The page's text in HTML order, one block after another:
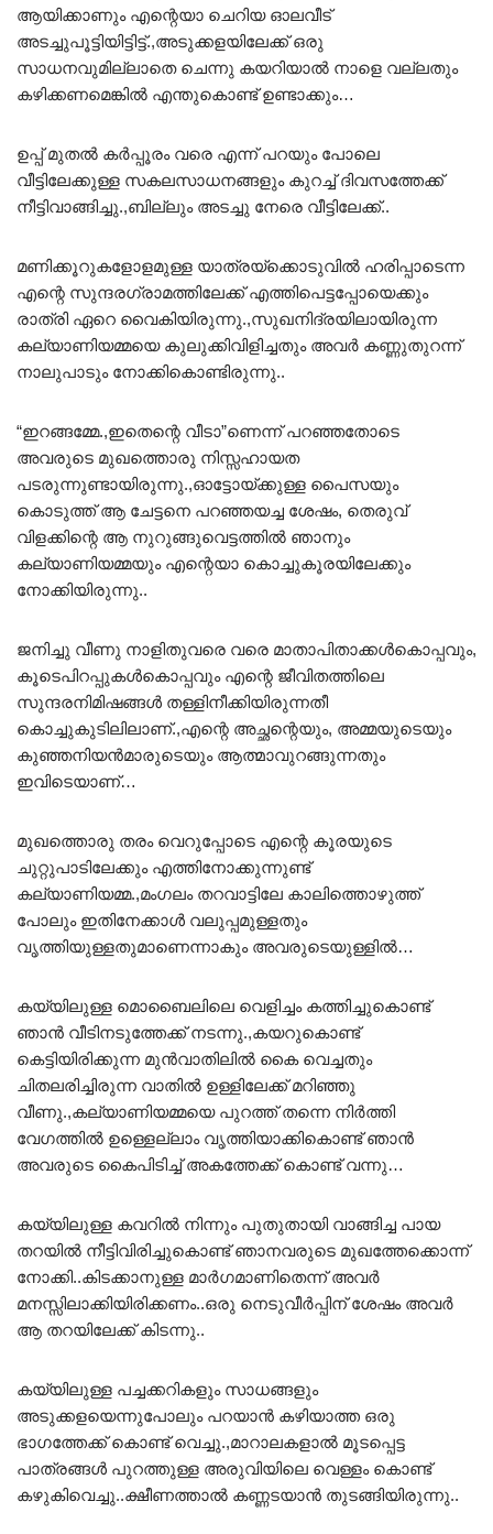
ആയിക്കാണും എന്റെയാ ചെറിയ ഓലവീട്
അടച്ചുപൂട്ടിയിട്ടിട്ട്.,അടുക്കളയിലേക്ക് ഒരു
സാധനവുമില്ലാതെ ചെന്നു കയറിയാൽ നാളെ വല്ലതും
കഴിക്കണമെങ്കിൽ എന്തുകൊണ്ട് ഉണ്ടാക്കും…
ഉപ്പ് മുതൽ കർപ്പൂരം വരെ എന്ന് പറയും പോലെ
വീട്ടിലേക്കുള്ള സകലസാധനങ്ങളും കുറച്ച് ദിവസത്തേക്ക്
നീട്ടിവാങ്ങിച്ചു.,ബില്ലും അടച്ചു നേരെ വീട്ടിലേക്ക്..
മണിക്കൂറുകളോളമുള്ള യാത്രയ്‌ക്കൊടുവിൽ ഹരിപ്പാടെന്ന
എന്റെ സുന്ദരഗ്രാമത്തിലേക്ക് എത്തിപെട്ടപ്പോയെക്കും
രാത്രി ഏറെ വൈകിയിരുന്നു.,സുഖനിദ്രയിലായിരുന്ന
കല്യാണിയമ്മയെ കുലുക്കിവിളിച്ചതും അവർ കണ്ണുതുറന്ന്
നാലുപാടും നോക്കികൊണ്ടിരുന്നു..
“ഇറങ്ങമ്മേ.,ഇതെന്റെ വീടാ”ണെന്ന് പറഞ്ഞതോടെ
അവരുടെ മുഖത്തൊരു നിസ്സഹായത
പടരുന്നുണ്ടായിരുന്നു.,ഓട്ടോയ്ക്കുള്ള പൈസയും
കൊടുത്ത് ആ ചേട്ടനെ പറഞ്ഞയച്ച ശേഷം, തെരുവ്
വിളക്കിന്റെ ആ നുറുങ്ങുവെട്ടത്തിൽ ഞാനും
കല്യാണിയമ്മയും എന്റെയാ കൊച്ചുകൂരയിലേക്കും
നോക്കിയിരുന്നു..
ജനിച്ചു വീണു നാളിതുവരെ വരെ മാതാപിതാക്കൾകൊപ്പവും,
കൂടെപിറപ്പുകൾകൊപ്പവും എന്റെ ജീവിതത്തിലെ
സുന്ദരനിമിഷങ്ങൾ തള്ളിനീക്കിയിരുന്നതീ
കൊച്ചുകുടിലിലാണ്.,എന്റെ അച്ഛന്റെയും, അമ്മയുടെയും
കുഞ്ഞനിയൻമാരുടെയും ആത്മാവുറങ്ങുന്നതും
ഇവിടെയാണ്…
മുഖത്തൊരു തരം വെറുപ്പോടെ എന്റെ കൂരയുടെ
ചുറ്റുപാടിലേക്കും എത്തിനോക്കുന്നുണ്ട്
കല്യാണിയമ്മ.,മംഗലം തറവാട്ടിലേ കാലിത്തൊഴുത്ത്
പോലും ഇതിനേക്കാൾ വലുപ്പമുള്ളതും
വൃത്തിയുള്ളതുമാണെന്നാകും അവരുടെയുള്ളിൽ…
കയ്യിലുള്ള മൊബൈലിലെ വെളിച്ചം കത്തിച്ചുകൊണ്ട്
ഞാൻ വീടിനടുത്തേക്ക് നടന്നു.,കയറുകൊണ്ട്
കെട്ടിയിരിക്കുന്ന മുൻവാതിലിൽ കൈ വെച്ചതും
ചിതലരിച്ചിരുന്ന വാതിൽ ഉള്ളിലേക്ക് മറിഞ്ഞു
വീണു.,കല്യാണിയമ്മയെ പുറത്ത് തന്നെ നിർത്തി
വേഗത്തിൽ ഉള്ളെല്ലാം വൃത്തിയാക്കികൊണ്ട് ഞാൻ
അവരുടെ കൈപിടിച്ച് അകത്തേക്ക് കൊണ്ട് വന്നു…
കയ്യിലുള്ള കവറിൽ നിന്നും പുതുതായി വാങ്ങിച്ച പായ
തറയിൽ നീട്ടിവിരിച്ചുകൊണ്ട് ഞാനവരുടെ മുഖത്തേക്കൊന്ന്
നോക്കി..കിടക്കാനുള്ള മാർഗമാണിതെന്ന് അവർ
മനസ്സിലാക്കിയിരിക്കണം..ഒരു നെടുവീർപ്പിന് ശേഷം അവർ
ആ തറയിലേക്ക് കിടന്നു..
കയ്യിലുള്ള പച്ചക്കറികളും സാധങ്ങളും
അടുക്കളയെന്നുപോലും പറയാൻ കഴിയാത്ത ഒരു
ഭാഗത്തേക്ക് കൊണ്ട് വെച്ചു.,മാറാലകളാൽ മൂടപ്പെട്ട
പാത്രങ്ങൾ പുറത്തുള്ള അരുവിയിലെ വെള്ളം കൊണ്ട്
കഴുകിവെച്ചു..ക്ഷീണത്താൽ കണ്ണടയാൻ തുടങ്ങിയിരുന്നു..